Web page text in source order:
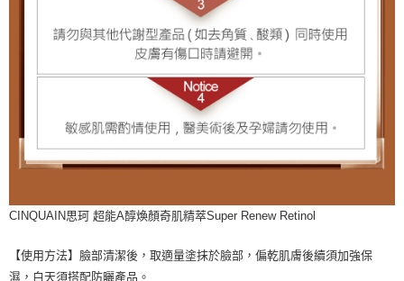
CINQUAIN思珂 超能A醇煥顏奇肌精萃Super Renew Retinol
【使用方法】臉部清潔後，取適量塗抹於臉部，偏乾肌膚後續須加強保
濕，白天須搭配防曬產品。